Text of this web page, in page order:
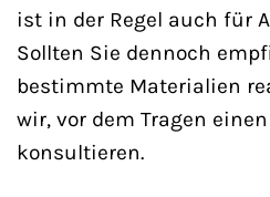
ist in der Regel auch für
Sollten Sie dennoch
bestimmte Materialien
wir, vor dem Tragen
konsultieren.